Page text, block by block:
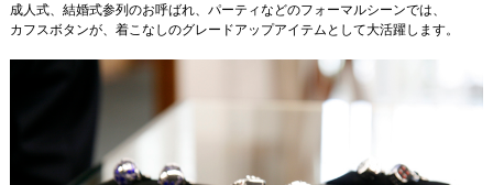
成人式、結婚式参列のお呼ばれ、パーティなどのフォーマルシーンでは、
カフスボタンが、着こなしのグレードアップアイテムとして大活躍します。